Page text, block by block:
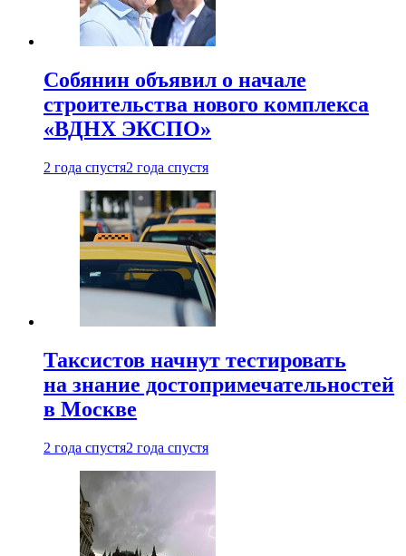
Собянин объявил о начале
строительства нового комплекса
«ВДНХ ЭКСПО»
2 года спустя2 года спустя
Таксистов начнут тестировать
на знание достопримечательностей
в Москве
2 года спустя2 года спустя